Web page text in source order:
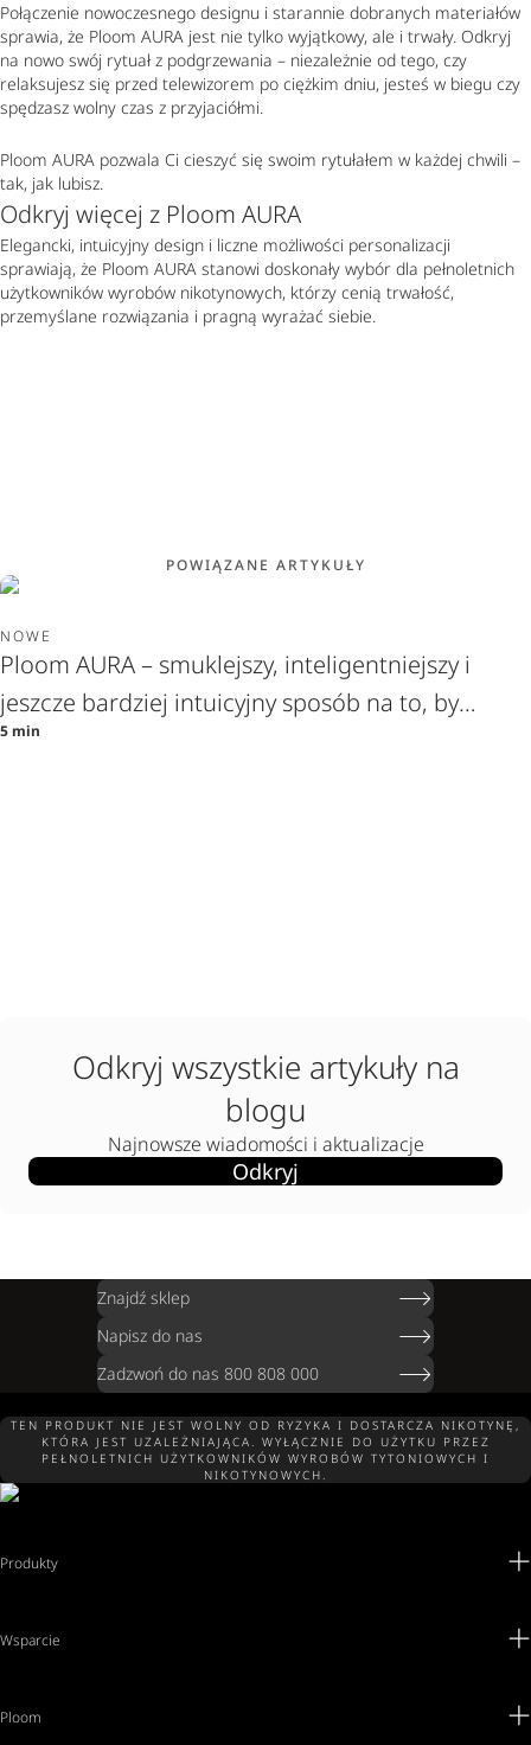
Połączenie nowoczesnego designu i starannie dobranych materiałów
sprawia, że Ploom AURA jest nie tylko wyjątkowy, ale i trwały. Odkryj
na nowo swój rytuał z podgrzewania – niezależnie od tego, czy
relaksujesz się przed telewizorem po ciężkim dniu, jesteś w biegu czy
spędzasz wolny czas z przyjaciółmi.
Ploom AURA pozwala Ci cieszyć się swoim rytułałem w każdej chwili –
tak, jak lubisz.
Odkryj więcej z Ploom AURA
Elegancki, intuicyjny design i liczne możliwości personalizacji
sprawiają, że Ploom AURA stanowi doskonały wybór dla pełnoletnich
użytkowników wyrobów nikotynowych, którzy cenią trwałość,
przemyślane rozwiązania i pragną wyrażać siebie.
POWIĄZANE ARTYKUŁY
NOWE
Ploom AURA – smuklejszy, inteligentniejszy i
jeszcze bardziej intuicyjny sposób na to, by
cieszyć się podgrzewanym tytoniem
5 min
Odkryj wszystkie artykuły na
blogu
Najnowsze wiadomości i aktualizacje
Odkryj
Znajdź sklep
Napisz do nas
Zadzwoń do nas 800 808 000
TEN PRODUKT NIE JEST WOLNY OD RYZYKA I DOSTARCZA NIKOTYNĘ,
KTÓRA JEST UZALEŻNIAJĄCA. WYŁĄCZNIE DO UŻYTKU PRZEZ
PEŁNOLETNICH UŻYTKOWNIKÓW WYROBÓW TYTONIOWYCH I
NIKOTYNOWYCH.
Produkty
Wsparcie
Ploom